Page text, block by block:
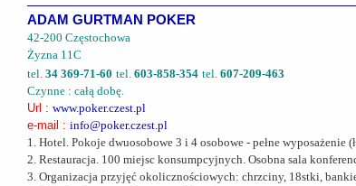
ADAM GURTMAN POKER
42-200 Częstochowa
Żyzna 11C
tel. 34 369-71-60 tel. 603-858-354 tel. 607-209-463
Czynne : całą dobę.
Url : www.poker.czest.pl
e-mail : info@poker.czest.pl
1. Hotel. Pokoje dwuosobowe 3 i 4 osobowe - pełne
2. Restauracja. 100 miejsc konsumpcyjnych. Osobna sala
3. Organizacja przyjęć okolicznościowych: chrzciny, 18stki,